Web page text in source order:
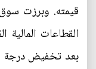
قيمته. وبرزت
القطاعات
بعد تخفيض درجة